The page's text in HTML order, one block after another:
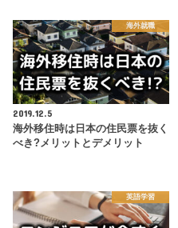
海外就職
2019.12.5
海外移住時は日本の住民票を抜く
べき?メリットとデメリット
英語学習